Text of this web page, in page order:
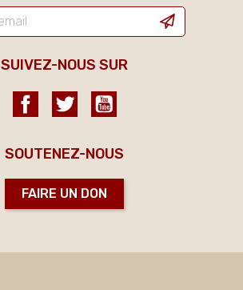
SUIVEZ-NOUS SUR
FacebookTwitter
SOUTENEZ-NOUS
FAIRE UN DON